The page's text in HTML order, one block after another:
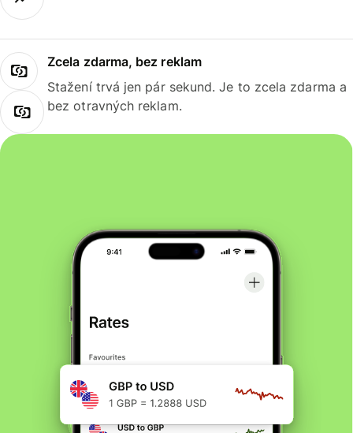
Zcela zdarma, bez reklam
Stažení trvá jen pár sekund. Je to zcela zdarma a
bez otravných reklam.